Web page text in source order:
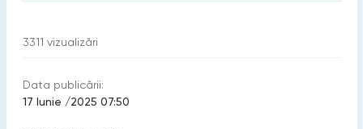
3311 vizualizări
Data publicării:
17 Iunie /2025 07:50